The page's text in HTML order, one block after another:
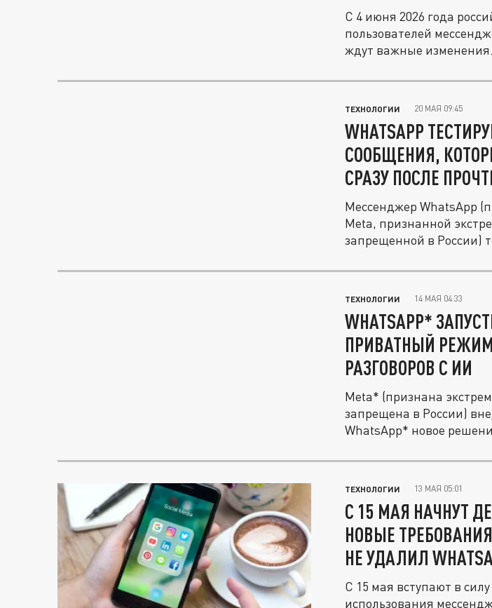
С 4 июня 2026 года
пользователей
ждут важные изменения.
ТЕХНОЛОГИИ 20 МАЯ 09:45
WHATSAPP
СООБЩЕНИЯ,
СРАЗУ ПОСЛЕ
Мессенджер WhatsApp
Meta, признанной
запрещенной в России)
ТЕХНОЛОГИИ 14 МАЯ 04:33
WHATSAPP*
ПРИВАТНЫЙ
РАЗГОВОРОВ С ИИ
Meta* (признана
запрещена в России)
WhatsApp* новое
ТЕХНОЛОГИИ 13 МАЯ 05:01
С 15 МАЯ НАЧНУТ
НОВЫЕ
НЕ УДАЛИЛ
С 15 мая вступают в
использования